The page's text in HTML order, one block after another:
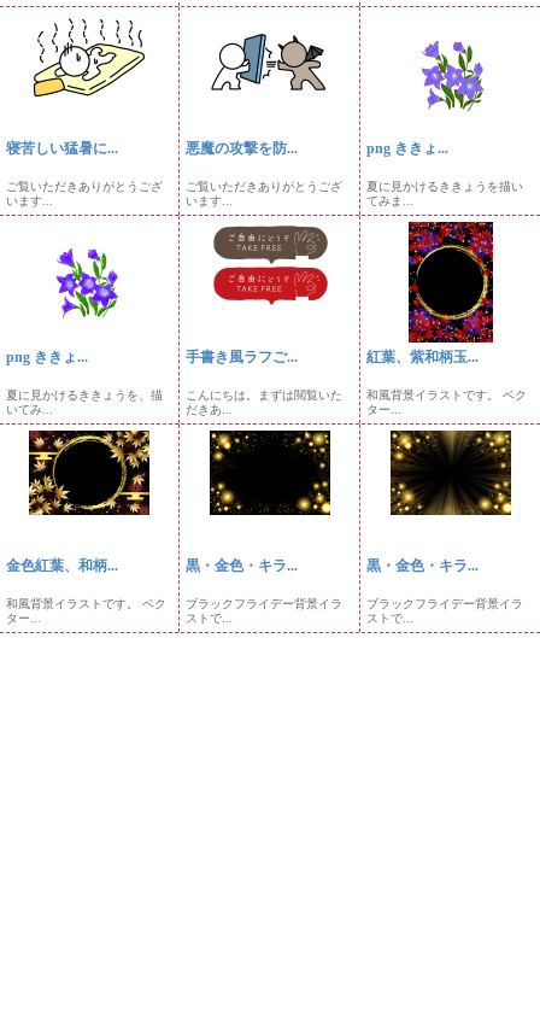
寝苦しい猛暑に...
ご覧いただきありがとうござ
います...
悪魔の攻撃を防...
ご覧いただきありがとうござ
います...
png ききょ...
夏に見かけるききょうを描い
てみま...
png ききょ...
夏に見かけるききょうを、描
いてみ...
手書き風ラフご...
こんにちは。まずは閲覧いた
だきあ...
紅葉、紫和柄玉...
和風背景イラストです。 ベク
ター...
金色紅葉、和柄...
和風背景イラストです。 ベク
ター...
黒・金色・キラ...
ブラックフライデー背景イラ
ストで...
黒・金色・キラ...
ブラックフライデー背景イラ
ストで...